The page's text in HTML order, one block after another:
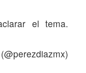
el tema.